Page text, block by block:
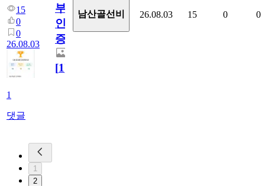
15
0
0
26.08.03
1
댓글
부
인
증
[1]
남산골선비 26.08.03 15 0 0
1
2